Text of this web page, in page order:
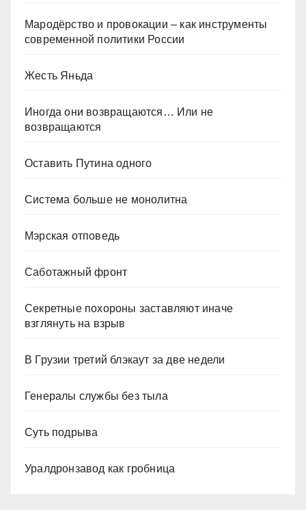
Мародёрство и провокации – как инструменты
современной политики России
Жесть Яньда
Иногда они возвращаются… Или не
возвращаются
Оставить Путина одного
Система больше не монолитна
Мэрская отповедь
Саботажный фронт
Секретные похороны заставляют иначе
взглянуть на взрыв
В Грузии третий блэкаут за две недели
Генералы службы без тыла
Суть подрыва
Уралдронзавод как гробница